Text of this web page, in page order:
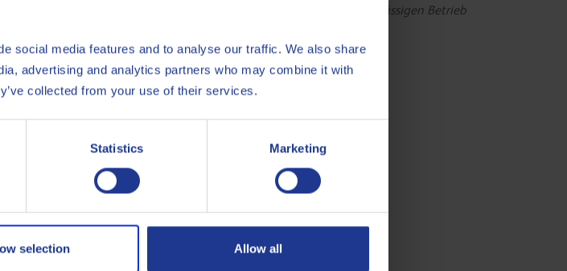
social media features and to analyse our traffic. We also share
advertising and analytics partners who may combine it with
collected from your use of their services.
Statistics Marketing
selection Allow all
Anforderungen Ihrer Anlage für einen sicheren und zuverlässigen Betrieb
Stravinsky AB umgestellt werden, so ist zu empfehlen, zuvor das